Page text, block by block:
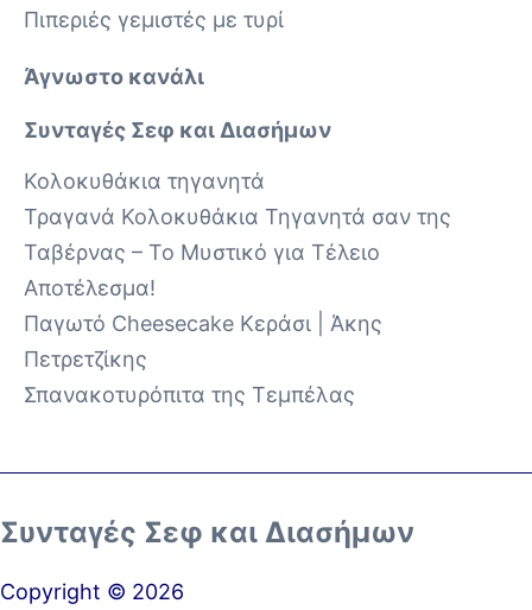
Πιπεριές γεμιστές με τυρί
Άγνωστο κανάλι
Συνταγές Σεφ και Διασήμων
Κολοκυθάκια τηγανητά
Τραγανά Κολοκυθάκια Τηγανητά σαν της
Ταβέρνας – Το Μυστικό για Τέλειο
Αποτέλεσμα!
Παγωτό Cheesecake Κεράσι | Άκης
Πετρετζίκης
Σπανακοτυρόπιτα της Τεμπέλας
Συνταγές Σεφ και Διασήμων
Copyright © 2026